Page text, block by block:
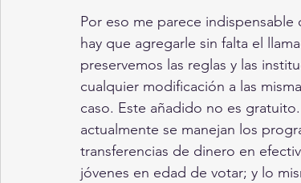
Por eso me parece
hay que agregarle sin falta el
preservemos las reglas y las
cualquier modificación a las
caso. Este añadido no es
actualmente se manejan los
transferencias de dinero en
jóvenes en edad de votar; y lo